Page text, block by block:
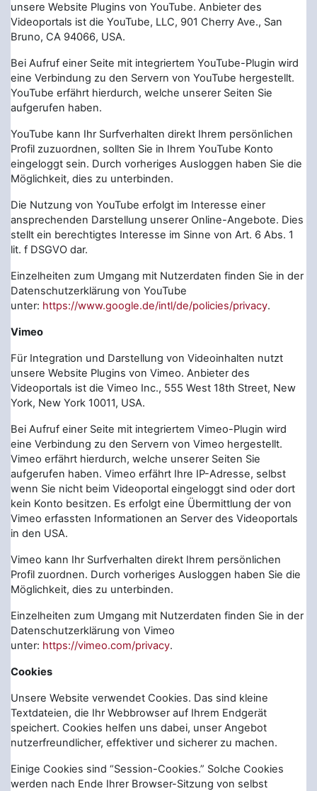
unsere Website Plugins von YouTube. Anbieter des
Videoportals ist die YouTube, LLC, 901 Cherry Ave., San
Bruno, CA 94066, USA.
Bei Aufruf einer Seite mit integriertem YouTube-Plugin wird
eine Verbindung zu den Servern von YouTube hergestellt.
YouTube erfährt hierdurch, welche unserer Seiten Sie
aufgerufen haben.
YouTube kann Ihr Surfverhalten direkt Ihrem persönlichen
Profil zuzuordnen, sollten Sie in Ihrem YouTube Konto
eingeloggt sein. Durch vorheriges Ausloggen haben Sie die
Möglichkeit, dies zu unterbinden.
Die Nutzung von YouTube erfolgt im Interesse einer
ansprechenden Darstellung unserer Online-Angebote. Dies
stellt ein berechtigtes Interesse im Sinne von Art. 6 Abs. 1
lit. f DSGVO dar.
Einzelheiten zum Umgang mit Nutzerdaten finden Sie in der
Datenschutzerklärung von YouTube
unter: https://www.google.de/intl/de/policies/privacy.
Vimeo
Für Integration und Darstellung von Videoinhalten nutzt
unsere Website Plugins von Vimeo. Anbieter des
Videoportals ist die Vimeo Inc., 555 West 18th Street, New
York, New York 10011, USA.
Bei Aufruf einer Seite mit integriertem Vimeo-Plugin wird
eine Verbindung zu den Servern von Vimeo hergestellt.
Vimeo erfährt hierdurch, welche unserer Seiten Sie
aufgerufen haben. Vimeo erfährt Ihre IP-Adresse, selbst
wenn Sie nicht beim Videoportal eingeloggt sind oder dort
kein Konto besitzen. Es erfolgt eine Übermittlung der von
Vimeo erfassten Informationen an Server des Videoportals
in den USA.
Vimeo kann Ihr Surfverhalten direkt Ihrem persönlichen
Profil zuordnen. Durch vorheriges Ausloggen haben Sie die
Möglichkeit, dies zu unterbinden.
Einzelheiten zum Umgang mit Nutzerdaten finden Sie in der
Datenschutzerklärung von Vimeo
unter: https://vimeo.com/privacy.
Cookies
Unsere Website verwendet Cookies. Das sind kleine
Textdateien, die Ihr Webbrowser auf Ihrem Endgerät
speichert. Cookies helfen uns dabei, unser Angebot
nutzerfreundlicher, effektiver und sicherer zu machen.
Einige Cookies sind “Session-Cookies.” Solche Cookies
werden nach Ende Ihrer Browser-Sitzung von selbst